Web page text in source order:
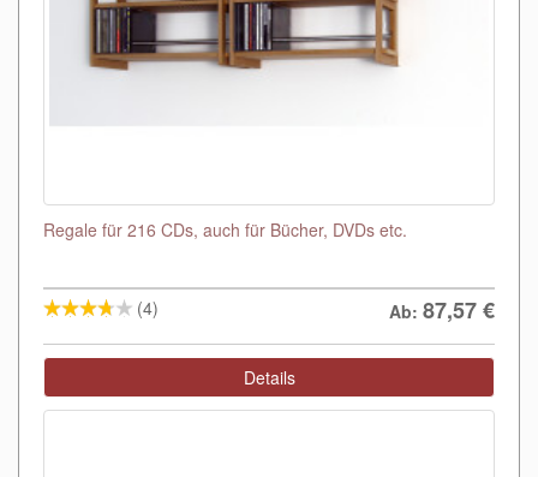
Regale für 216 CDs, auch für Bücher, DVDs etc.
(4) Ab: 87,57€
Details